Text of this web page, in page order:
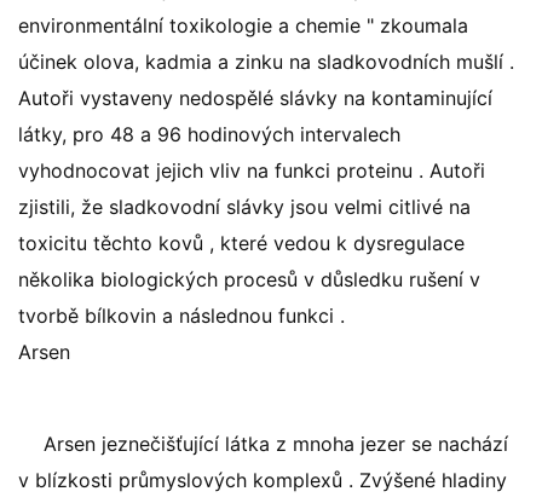
environmentální toxikologie a chemie " zkoumala
účinek olova, kadmia a zinku na sladkovodních mušlí .
Autoři vystaveny nedospělé slávky na kontaminující
látky, pro 48 a 96 hodinových intervalech
vyhodnocovat jejich vliv na funkci proteinu . Autoři
zjistili, že sladkovodní slávky jsou velmi citlivé na
toxicitu těchto kovů , které vedou k dysregulace
několika biologických procesů v důsledku rušení v
tvorbě bílkovin a následnou funkci .
Arsen
Arsen jeznečišťující látka z mnoha jezer se nachází
v blízkosti průmyslových komplexů . Zvýšené hladiny